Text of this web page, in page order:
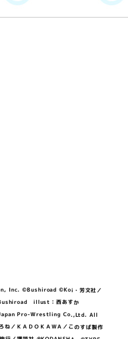
Inc. ©Bushiroad ©Koi・芳文社／
illust：西あすか
Pro-Wrestling Co.,Ltd. All
ＫＡＤＯＫＡＷＡ／このすば製作